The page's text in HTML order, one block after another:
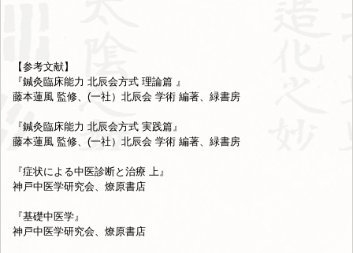
【参考文献】
『鍼灸臨床能力 北辰会方式 理論篇 』
藤本蓮風 監修、(一社）北辰会 学術 編著、緑書房
『鍼灸臨床能力 北辰会方式 実践篇』
藤本蓮風 監修、(一社）北辰会 学術 編著、緑書房
『症状による中医診断と治療 上』
神戸中医学研究会、燎原書店
『基礎中医学』
神戸中医学研究会、燎原書店